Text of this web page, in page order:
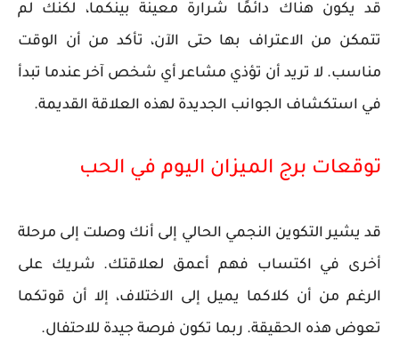
قد يكون هناك دائمًا شرارة معينة بينكما، لكنك لم
تتمكن من الاعتراف بها حتى الآن، تأكد من أن الوقت
مناسب. لا تريد أن تؤذي مشاعر أي شخص آخر عندما تبدأ
في استكشاف الجوانب الجديدة لهذه العلاقة القديمة.
توقعات برج الميزان اليوم في الحب
قد يشير التكوين النجمي الحالي إلى أنك وصلت إلى مرحلة
أخرى في اكتساب فهم أعمق لعلاقتك. شريك على
الرغم من أن كلاكما يميل إلى الاختلاف، إلا أن قوتكما
تعوض هذه الحقيقة. ربما تكون فرصة جيدة للاحتفال.